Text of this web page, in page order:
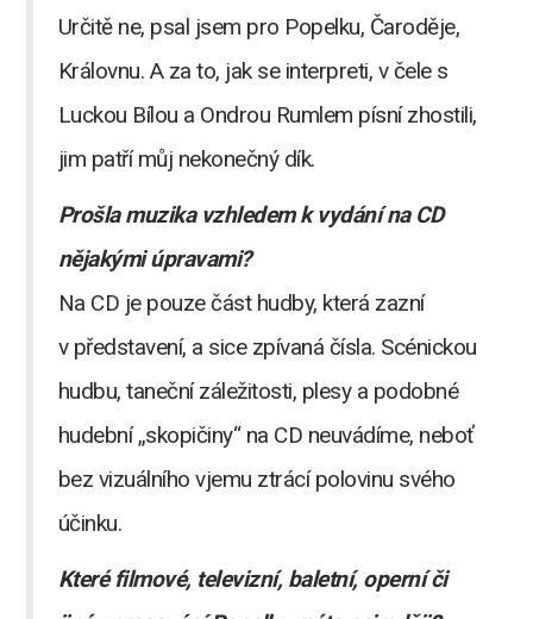
Určitě ne, psal jsem pro Popelku, Čaroděje,
Královnu. A za to, jak se interpreti, v čele s
Luckou Bílou a Ondrou Rumlem písní zhostili,
jim patří můj nekonečný dík.
Prošla muzika vzhledem k vydání na CD
nějakými úpravami?
Na CD je pouze část hudby, která zazní
v představení, a sice zpívaná čísla. Scénickou
hudbu, taneční záležitosti, plesy a podobné
hudební „skopičiny“ na CD neuvádíme, neboť
bez vizuálního vjemu ztrácí polovinu svého
účinku.
Které filmové, televizní, baletní, operní či